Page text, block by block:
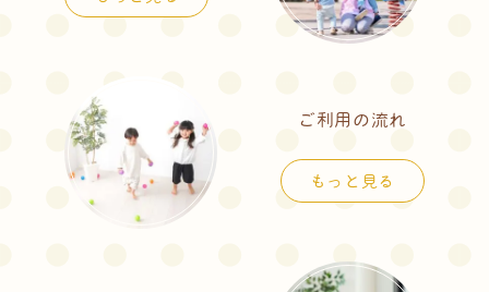
ご利用の流れ
もっと見る